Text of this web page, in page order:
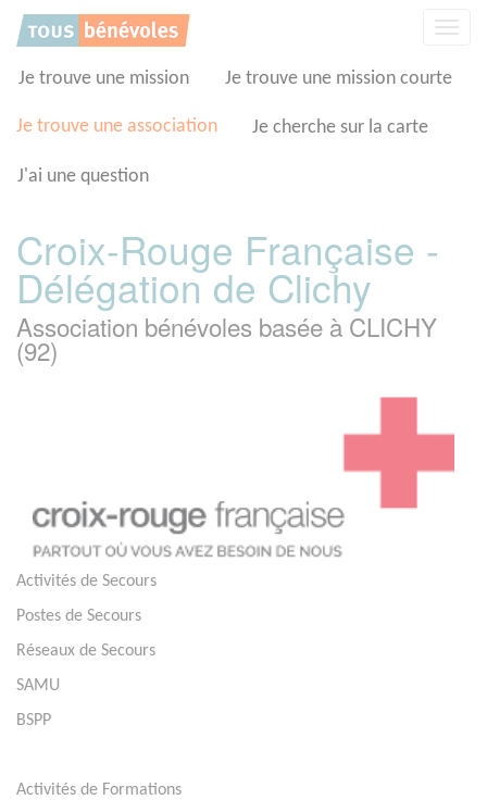
Je trouve une mission Je trouve une mission courte
Je trouve une association Je cherche sur la carte
J'ai une question
Croix-Rouge Française -
Délégation de Clichy
Association bénévoles basée à CLICHY
(92)
Activités de Secours
Postes de Secours
Réseaux de Secours
SAMU
BSPP
Activités de Formations
Panneau de gestion des cookies